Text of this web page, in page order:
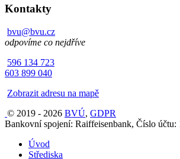
Kontakty
bvu@bvu.cz
odpovíme co nejdříve
596 134 723
603 899 040
Zobrazit adresu na mapě
© 2019 - 2026 BVÚ, GDPR
Bankovní spojení: Raiffeisenbank, Číslo účtu:
Úvod
Střediska